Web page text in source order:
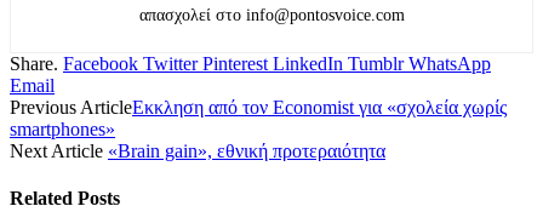
απασχολεί στο info@pontosvoice.com
Share. Facebook Twitter Pinterest LinkedIn Tumblr WhatsApp
Email
Previous ArticleΕκκληση από τον Economist για «σχολεία χωρίς
smartphones»
Next Article «Brain gain», εθνική προτεραιότητα
Related Posts